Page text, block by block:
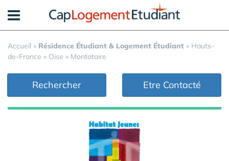
Accueil » Résidence Étudiant & Logement Étudiant » Hauts-
de-France » Oise » Montataire
Rechercher Etre Contacté